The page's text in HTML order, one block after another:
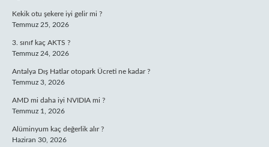
Kekik otu şekere iyi gelir mi ?
Temmuz 25, 2026
3. sınıf kaç AKTS ?
Temmuz 24, 2026
Antalya Dış Hatlar otopark Ücreti ne kadar ?
Temmuz 3, 2026
AMD mi daha iyi NVIDIA mi ?
Temmuz 1, 2026
Alüminyum kaç değerlik alır ?
Haziran 30, 2026